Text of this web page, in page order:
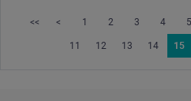
<< < 1 2 3 4 5
11 12 13 14 15